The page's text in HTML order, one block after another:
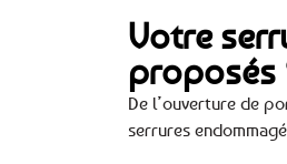
Votre
proposés
De l’ouverture de
serrures